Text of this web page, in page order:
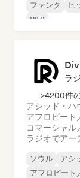
ファンク
ヒ
R&B
ラ
>4200件
アシッド・ハ
アフロビート
コマーシャル
ラジオでアー
ソウル アシ
アフロビート